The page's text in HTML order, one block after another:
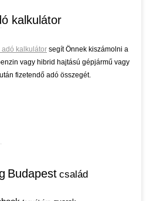
kalkulátor
adó kalkulátor segít Önnek kiszámolni a
vagy hibrid hajtású gépjármű vagy
fizetendő adó összegét.
Budapest család